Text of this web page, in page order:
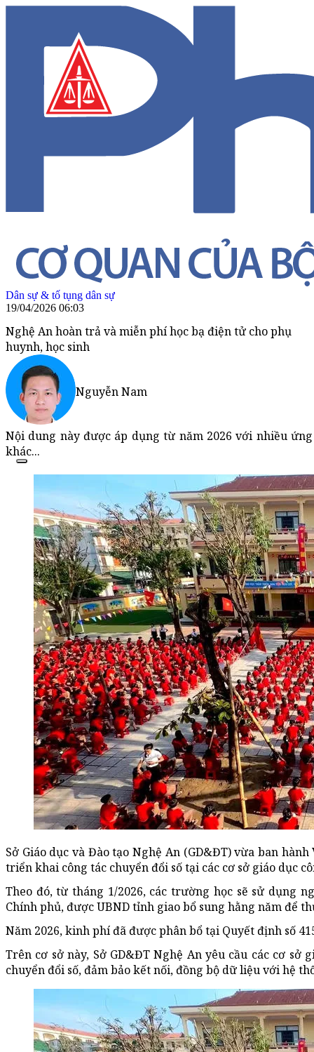
Dân sự & tố tụng dân sự
19/04/2026 06:03
Nghệ An hoàn trả và miễn phí học bạ điện tử cho phụ
huynh, học sinh
Nguyễn Nam
Nội dung này được áp dụng từ năm 2026 với nhiều
khác...
Sở Giáo dục và Đào tạo Nghệ An (GD&ĐT) vừa ban
triển khai công tác chuyển đổi số tại các cơ sở giáo dục
Theo đó, từ tháng 1/2026, các trường học sẽ sử dụng
Chính phủ, được UBND tỉnh giao bổ sung hằng năm để
Năm 2026, kinh phí đã được phân bổ tại Quyết định số
Trên cơ sở này, Sở GD&ĐT Nghệ An yêu cầu các cơ
chuyển đổi số, đảm bảo kết nối, đồng bộ dữ liệu với hệ